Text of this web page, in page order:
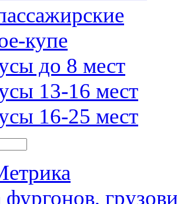
купе
до 8 мест
13-16 мест
16-25 мест